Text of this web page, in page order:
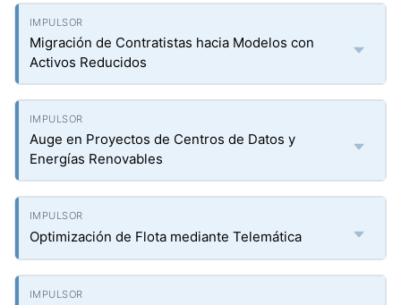
Migración de Contratistas hacia Modelos con
Activos Reducidos
Auge en Proyectos de Centros de Datos y
Energías Renovables
Optimización de Flota mediante Telemática